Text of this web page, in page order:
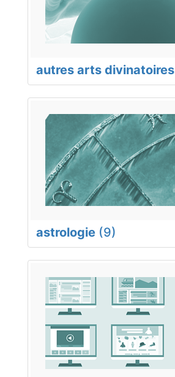
autres arts divinatoires
astrologie (9)